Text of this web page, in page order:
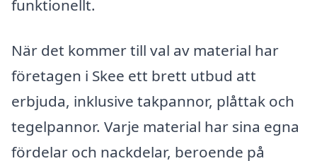
funktionellt.
När det kommer till val av material har
företagen i Skee ett brett utbud att
erbjuda, inklusive takpannor, plåttak och
tegelpannor. Varje material har sina egna
fördelar och nackdelar, beroende på